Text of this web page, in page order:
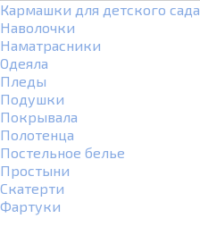
Кармашки для детского сада
Наволочки
Наматрасники
Одеяла
Пледы
Подушки
Покрывала
Полотенца
Постельное белье
Простыни
Скатерти
Фартуки